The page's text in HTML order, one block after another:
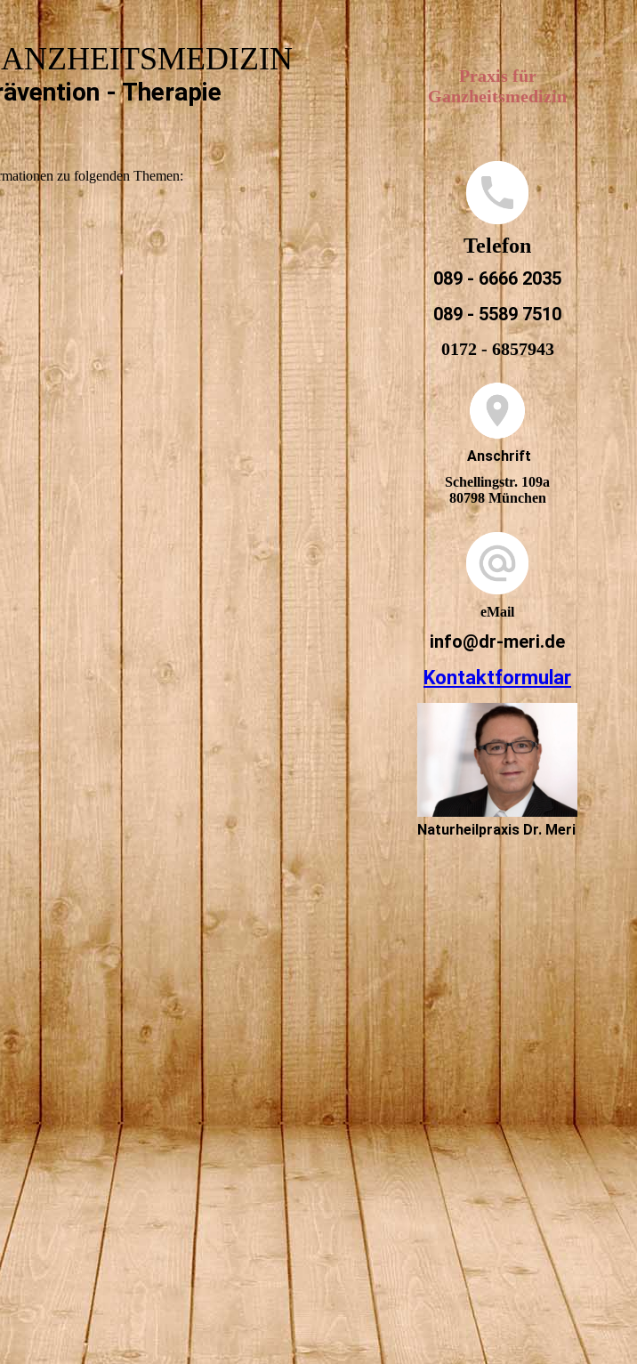
- Therapie
zu folgenden Themen:
Praxis für
Ganzheitsmedizin
Telefon
089 - 6666 2035
089 - 5589 7510
0172 - 6857943
Anschrift
Schellingstr. 109a
80798 München
eMail
info@dr-meri.de
Kontaktformular
Naturheilpraxis Dr. Meri